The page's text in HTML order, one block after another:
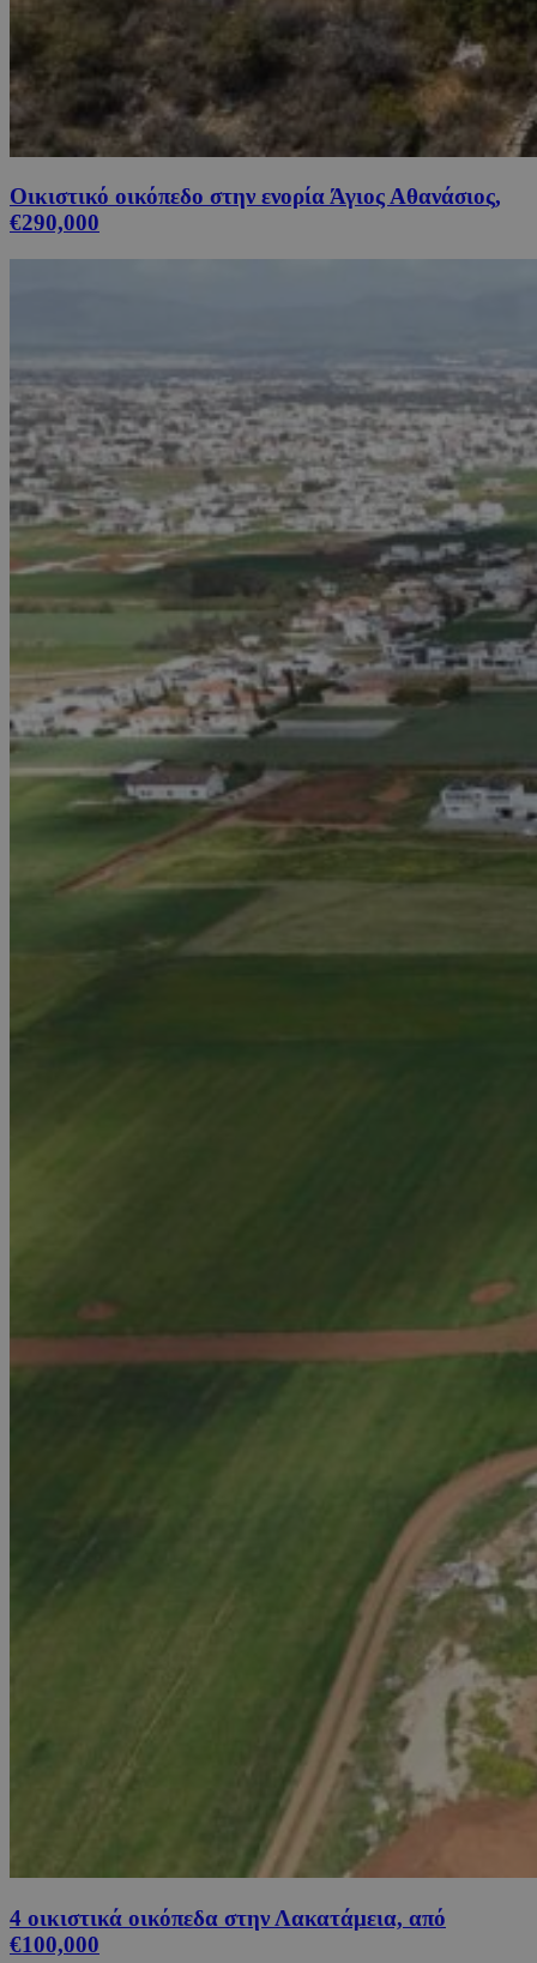
Οικιστικό οικόπεδο στην ενορία Άγιος Αθανάσιος,
€290,000
4 οικιστικά οικόπεδα στην Λακατάμεια, από
€100,000